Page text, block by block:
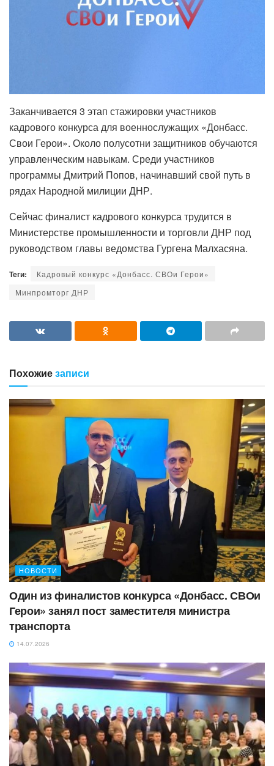
Заканчивается 3 этап стажировки участников
кадрового конкурса для военнослужащих «Донбасс.
Свои Герои». Около полусотни защитников обучаются
управленческим навыкам. Среди участников
программы Дмитрий Попов, начинавший свой путь в
рядах Народной милиции ДНР.
Сейчас финалист кадрового конкурса трудится в
Министерстве промышленности и торговли ДНР под
руководством главы ведомства Гургена Малхасяна.
Теги:
Кадровый конкурс «Донбасс. СВОи Герои»
Минпромторг ДНР
Похожиезаписи
НОВОСТИ
Один из финалистов конкурса «Донбасс. СВОи
Герои» занял пост заместителя министра
транспорта
14.07.2026